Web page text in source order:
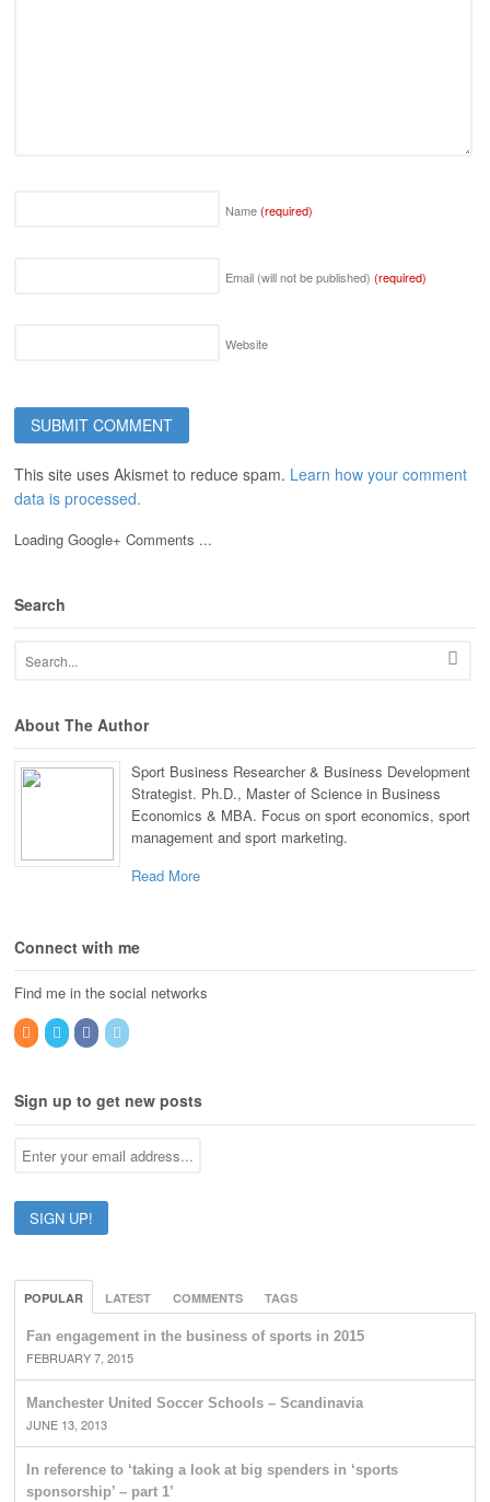
Name(required)
Email (will not be published) (required)
Website
This site uses Akismet to reduce spam. Learn how your comment
data is processed.
Loading Google+ Comments ...
Search
About The Author
Sport Business Researcher & Business Development
Strategist. Ph.D., Master of Science in Business
Economics & MBA. Focus on sport economics, sport
management and sport marketing.
Read More
Connect with me
Find me in the social networks
Sign up to get new posts
POPULAR LATEST COMMENTS TAGS
Fan engagement in the business of sports in 2015
FEBRUARY 7, 2015
Manchester United Soccer Schools – Scandinavia
JUNE 13, 2013
In reference to ‘taking a look at big spenders in ‘sports
sponsorship’ – part 1’